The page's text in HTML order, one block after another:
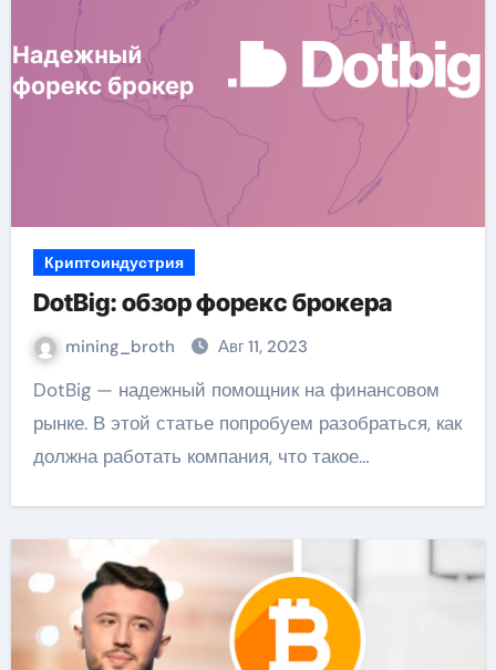
Криптоиндустрия
DotBig: обзор форекс брокера
mining_broth Авг 11, 2023
DotBig — надежный помощник на финансовом
рынке. В этой статье попробуем разобраться, как
должна работать компания, что такое…